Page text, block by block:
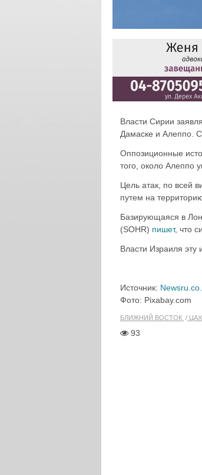
Власти Сирии
Дамаске и Алеппо.
Оппозиционные
того, около Алеппо
Цель атак, по всей
путем на
Базирующаяся в
(SOHR) пишет, что
Власти Израиля
Источник:
Фото: Pixabay.com
БЛИЖНИЙ ВОСТОК
93